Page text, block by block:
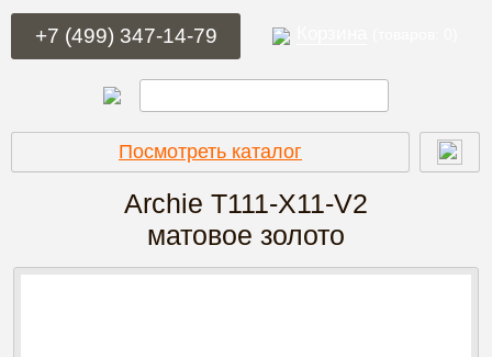
+7 (499) 347-14-79
Посмотреть каталог
Archie T111-X11-V2
матовое золото